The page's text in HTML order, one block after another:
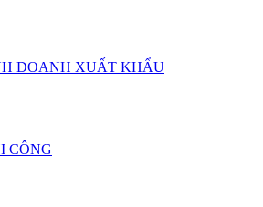
DOANH XUẤT KHẨU
CÔNG